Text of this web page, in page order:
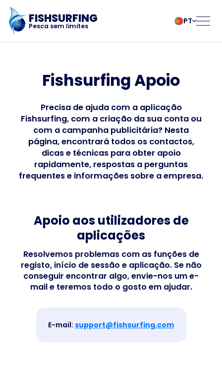
FISHSURFING
Pesca sem limites
PT
Čeština
Dansk
English
Español
Français
Italiano
Magyar
Nederlands
Polski
Português
Pусский
Slovenčina
Suomalainen
Svenska
Türk
Українська
Início
Blogue
Sobre a aplicação
Fishsurfing
Business
Fishsurfing Apoio
Precisa de ajuda com a aplicação
Fishsurfing, com a criação da sua conta ou
com a campanha publicitária? Nesta
página, encontrará todos os contactos,
dicas e técnicas para obter apoio
rapidamente, respostas a perguntas
frequentes e informações sobre a empresa.
Apoio aos utilizadores de
aplicações
Resolvemos problemas com as funções de
registo, início de sessão e aplicação. Se não
conseguir encontrar algo, envie-nos um e-
mail e teremos todo o gosto em ajudar.
E-mail: support@fishsurfing.com